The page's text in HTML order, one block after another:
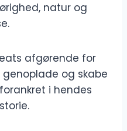
natur og
afgørende for
og skabe
i hendes